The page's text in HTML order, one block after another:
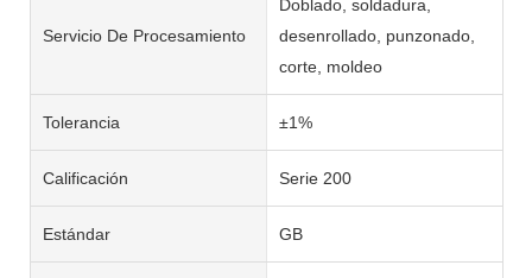
Servicio De Procesamiento
Doblado, soldadura,
desenrollado, punzonado,
corte, moldeo
Tolerancia ±1%
Calificación Serie 200
Estándar GB